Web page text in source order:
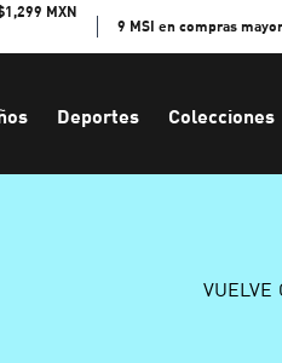
MXN
9 MSI en compras
Deportes Colecciones
VUELVE